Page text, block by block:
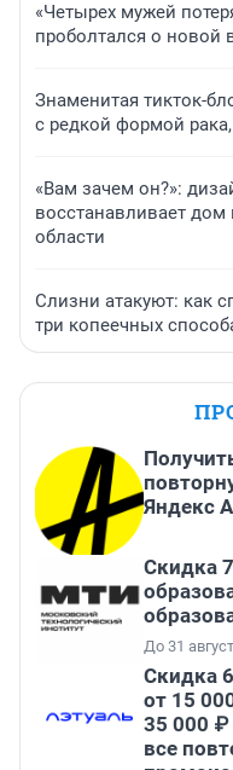
«Четырех мужей
проболтался о новой
Знаменитая тикток-
с редкой формой
«Вам зачем он?»:
восстанавливает дом
области
Слизни атакуют: как
три копеечных
Яндекс
Скидка
До 31
Скидка
от 15
35 000 ₽
все